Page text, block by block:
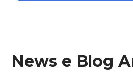
News e Blog